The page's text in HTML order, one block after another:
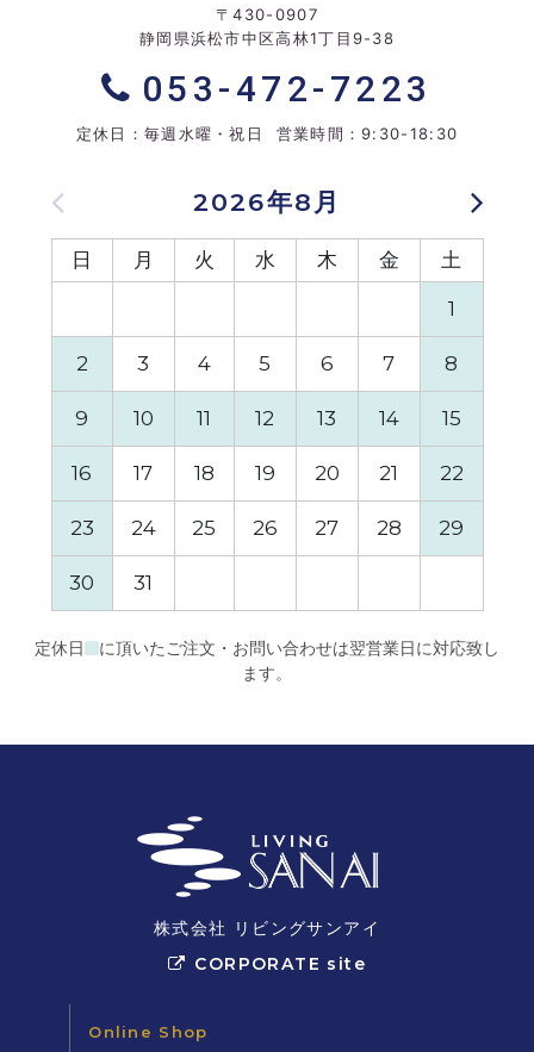
2026年8月
日 月 火 水 木 金 土
1
2 3 4 5 6 7 8
9 10 11 12 13 14 15
16 17 18 19 20 21 22
23 24 25 26 27 28 29
30 31
定休日
に頂いたご注文・お問い合わせは翌営業日に対応致し
ます。
〒430-0907
静岡県浜松市中区高林1丁目9-38
053-472-7223
定休日：毎週水曜・祝日 営業時間：9:30-18:30
株式会社 リビングサンアイ
CORPORATE site
Online Shop